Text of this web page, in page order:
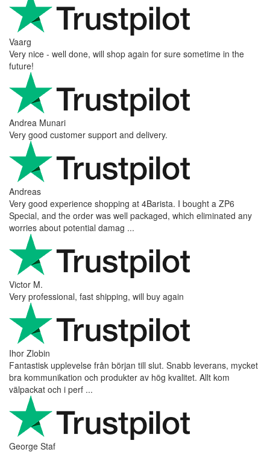
Vaarg
Very nice - well done, will shop again for sure sometime in the
future!
Andrea Munari
Very good customer support and delivery.
Andreas
Very good experience shopping at 4Barista. I bought a ZP6
Special, and the order was well packaged, which eliminated any
worries about potential damag ...
Victor M.
Very professional, fast shipping, will buy again
Ihor Zlobin
Fantastisk upplevelse från början till slut. Snabb leverans, mycket
bra kommunikation och produkter av hög kvalitet. Allt kom
välpackat och i perf ...
George Staf